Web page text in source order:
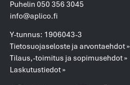
Puhelin 050 356 3045
info@aplico.fi
Y-tunnus: 1906043-3
Tietosuojaseloste ja arvontaehdot »
Tilaus,-toimitus ja sopimusehdot »
Laskutustiedot »